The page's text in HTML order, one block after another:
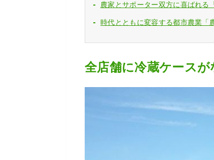
農家とサポーター双方に喜ばれる
時代とともに変容する都市農業「
全店舗に冷蔵ケース